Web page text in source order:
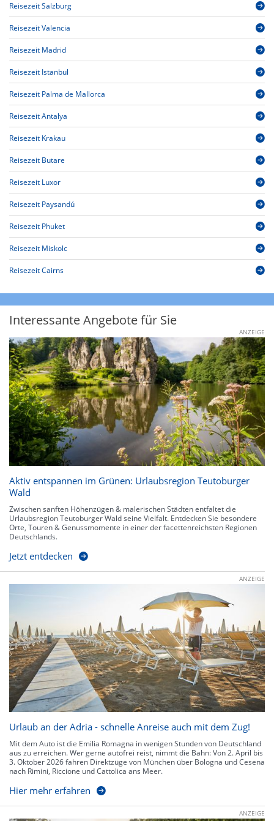
Reisezeit Salzburg
Reisezeit Valencia
Reisezeit Madrid
Reisezeit Istanbul
Reisezeit Palma de Mallorca
Reisezeit Antalya
Reisezeit Krakau
Reisezeit Butare
Reisezeit Luxor
Reisezeit Paysandú
Reisezeit Phuket
Reisezeit Miskolc
Reisezeit Cairns
Interessante Angebote für Sie
ANZEIGE
Aktiv entspannen im Grünen: Urlaubsregion Teutoburger
Wald
Zwischen sanften Höhenzügen & malerischen Städten entfaltet die
Urlaubsregion Teutoburger Wald seine Vielfalt. Entdecken Sie besondere
Orte, Touren & Genussmomente in einer der facettenreichsten Regionen
Deutschlands.
Jetzt entdecken
ANZEIGE
Urlaub an der Adria - schnelle Anreise auch mit dem Zug!
Mit dem Auto ist die Emilia Romagna in wenigen Stunden von Deutschland
aus zu erreichen. Wer gerne autofrei reist, nimmt die Bahn: Von 2. April bis
3. Oktober 2026 fahren Direktzüge von München über Bologna und Cesena
nach Rimini, Riccione und Cattolica ans Meer.
Hier mehr erfahren
ANZEIGE